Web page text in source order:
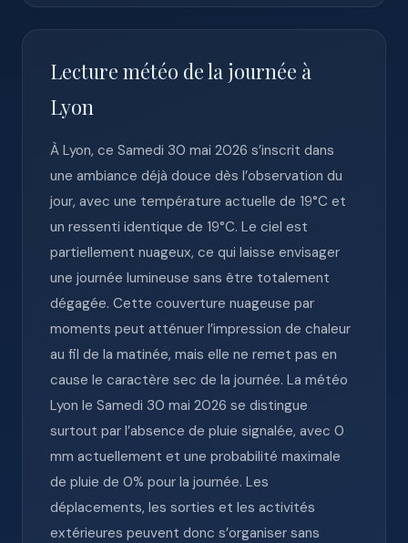
Lecture météo de la journée à
Lyon
À Lyon, ce Samedi 30 mai 2026 s’inscrit dans
une ambiance déjà douce dès l’observation du
jour, avec une température actuelle de 19°C et
un ressenti identique de 19°C. Le ciel est
partiellement nuageux, ce qui laisse envisager
une journée lumineuse sans être totalement
dégagée. Cette couverture nuageuse par
moments peut atténuer l’impression de chaleur
au fil de la matinée, mais elle ne remet pas en
cause le caractère sec de la journée. La météo
Lyon le Samedi 30 mai 2026 se distingue
surtout par l’absence de pluie signalée, avec 0
mm actuellement et une probabilité maximale
de pluie de 0% pour la journée. Les
déplacements, les sorties et les activités
extérieures peuvent donc s’organiser sans